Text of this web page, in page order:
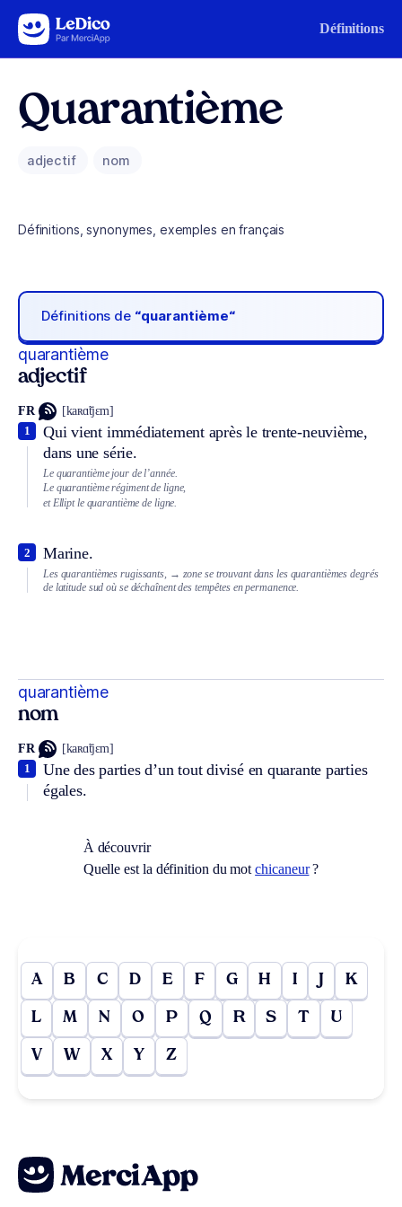
Aller au contenu Définitions
Quarantième
adjectif nom
Définitions, synonymes, exemples en français
Définitions de “quarantième“
quarantième
adjectif
FR [kaʀɑ̃tjɛm]
Qui vient immédiatement après le trente-neuvième,
dans une série.
1
Le quarantième jour de l’année.
Le quarantième régiment de ligne,
et Ellipt le quarantième de ligne.
Marine.
2
Les quarantièmes rugissants, → zone se trouvant dans les quarantièmes degrés
de latitude sud où se déchaînent des tempêtes en permanence.
quarantième
nom
FR [kaʀɑ̃tjɛm]
Une des parties d’un tout divisé en quarante parties
égales.
1
À découvrir
Quelle est la définition du motchicaneur?
A B C D E F G H I J K
L M N O P Q R S T U
V W X Y Z